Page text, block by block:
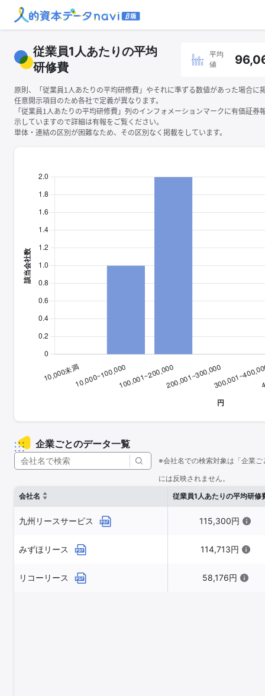
従業員1人あたりの平均
研修費
平均
値
原則、「従業員1人あたりの平均研修費」やそれに準ずる数値があった場合に
任意開示項目のため各社で定義が異なります。
「従業員1人あたりの平均研修費」列のインフォメーションマークに有価証券
示していますので詳細は有報をご覧ください。
単体・連結の区別が困難なため、その区別なく掲載をしています。
企業ごとのデータ一覧
※会社名での検索対象は「企業
には反映されません。
会社名
従業員1人あたりの平均研修
九州リースサービス 115,300円
みずほリース 114,713円
リコーリース 58,176円